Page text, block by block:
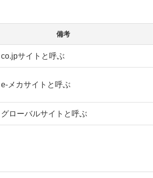
備考
co.jpサイトと呼ぶ
e-メカサイトと呼ぶ
グローバルサイトと呼ぶ